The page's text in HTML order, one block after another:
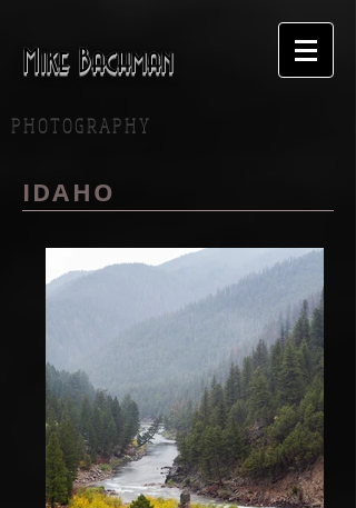
Mike Bachman
P H O T O G R A P H Y
IDAHO